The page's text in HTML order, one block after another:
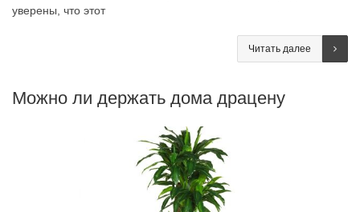
уверены, что этот
Читать далее
Можно ли держать дома драцену